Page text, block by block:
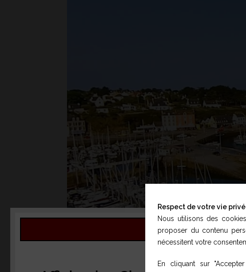
Respect de votre vie
Nous utilisons des
proposer du contenu
nécessitent votre
En cliquant sur